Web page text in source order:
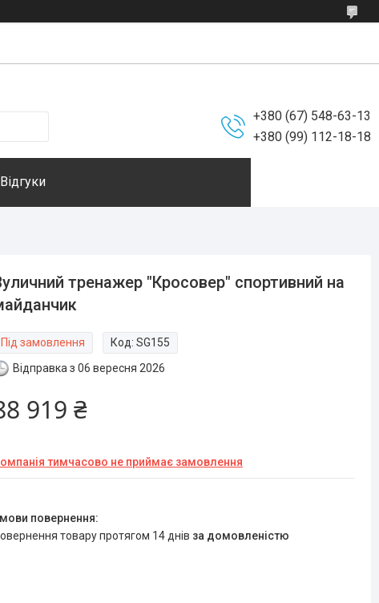
+380 (67) 548-63-13
+380 (99) 112-18-18
Відгуки
тренажер "Кросовер" спортивний на
Під замовлення Код:SG155
Відправка з 06 вересня 2026
919 ₴
тимчасово не приймає замовлення
повернення товару протягом 14 днів за домовленістю